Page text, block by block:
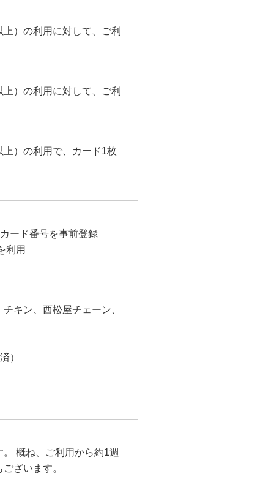
）の利用に対して、ご利
）の利用に対して、ご利
）の利用で、カード1枚
ード番号を事前登録
利用
キン、西松屋チェーン、
）
概ね、ご利用から約1週
ざいます。